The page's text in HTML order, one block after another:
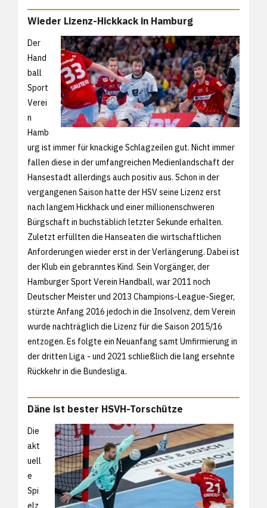
Wieder Lizenz-Hickkack in Hamburg
Der
Hand
ball
Sport
Verei
n
Hamb
urg ist immer für knackige Schlagzeilen gut. Nicht immer
fallen diese in der umfangreichen Medienlandschaft der
Hansestadt allerdings auch positiv aus. Schon in der
vergangenen Saison hatte der HSV seine Lizenz erst
nach langem Hickhack und einer millionenschweren
Bürgschaft in buchstäblich letzter Sekunde erhalten.
Zuletzt erfüllten die Hanseaten die wirtschaftlichen
Anforderungen wieder erst in der Verlängerung. Dabei ist
der Klub ein gebranntes Kind. Sein Vorgänger, der
Hamburger Sport Verein Handball, war 2011 noch
Deutscher Meister und 2013 Champions-League-Sieger,
stürzte Anfang 2016 jedoch in die Insolvenz, dem Verein
wurde nachträglich die Lizenz für die Saison 2015/16
entzogen. Es folgte ein Neuanfang samt Umfirmierung in
der dritten Liga - und 2021 schließlich die lang ersehnte
Rückkehr in die Bundesliga.
Däne ist bester HSVH-Torschütze
Die
akt
uell
e
Spi
elz